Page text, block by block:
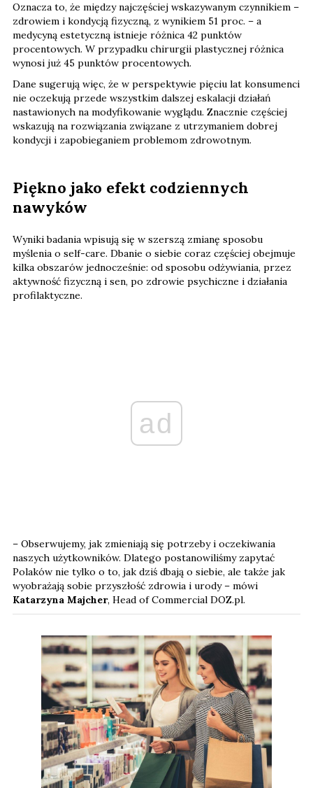
Oznacza to, że między najczęściej wskazywanym czynnikiem –
zdrowiem i kondycją fizyczną, z wynikiem 51 proc. – a
medycyną estetyczną istnieje różnica 42 punktów
procentowych. W przypadku chirurgii plastycznej różnica
wynosi już 45 punktów procentowych.
Dane sugerują więc, że w perspektywie pięciu lat konsumenci
nie oczekują przede wszystkim dalszej eskalacji działań
nastawionych na modyfikowanie wyglądu. Znacznie częściej
wskazują na rozwiązania związane z utrzymaniem dobrej
kondycji i zapobieganiem problemom zdrowotnym.
Piękno jako efekt codziennych
nawyków
Wyniki badania wpisują się w szerszą zmianę sposobu
myślenia o self-care. Dbanie o siebie coraz częściej obejmuje
kilka obszarów jednocześnie: od sposobu odżywiania, przez
aktywność fizyczną i sen, po zdrowie psychiczne i działania
profilaktyczne.
ad
– Obserwujemy, jak zmieniają się potrzeby i oczekiwania
naszych użytkowników. Dlatego postanowiliśmy zapytać
Polaków nie tylko o to, jak dziś dbają o siebie, ale także jak
wyobrażają sobie przyszłość zdrowia i urody – mówi
Katarzyna Majcher, Head of Commercial DOZ.pl.